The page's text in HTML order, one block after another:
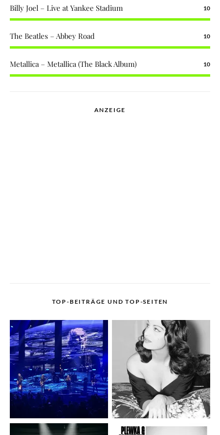
Billy Joel – Live at Yankee Stadium 10
The Beatles – Abbey Road 10
Metallica – Metallica (The Black Album) 10
ANZEIGE
TOP-BEITRÄGE UND TOP-SEITEN